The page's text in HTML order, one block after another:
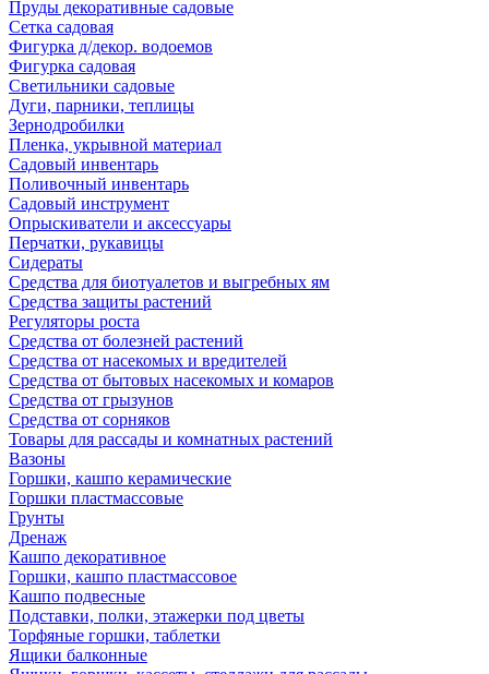
Пруды декоративные садовые
Сетка садовая
Фигурка д/декор. водоемов
Фигурка садовая
Светильники садовые
Дуги, парники, теплицы
Зернодробилки
Пленка, укрывной материал
Садовый инвентарь
Поливочный инвентарь
Садовый инструмент
Опрыскиватели и аксессуары
Перчатки, рукавицы
Сидераты
Средства для биотуалетов и выгребных ям
Средства защиты растений
Регуляторы роста
Средства от болезней растений
Средства от насекомых и вредителей
Средства от бытовых насекомых и комаров
Средства от грызунов
Средства от сорняков
Товары для рассады и комнатных растений
Вазоны
Горшки, кашпо керамические
Горшки пластмассовые
Грунты
Дренаж
Кашпо декоративное
Горшки, кашпо пластмассовое
Кашпо подвесные
Подставки, полки, этажерки под цветы
Торфяные горшки, таблетки
Ящики балконные